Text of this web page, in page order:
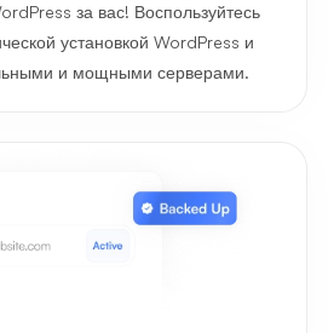
за вас! Воспользуйтесь
установкой WordPress и
и мощными серверами.